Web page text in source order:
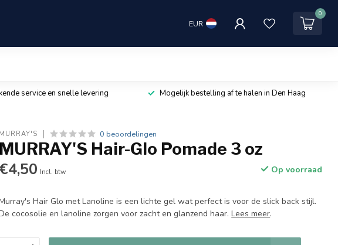
EUR
0
service en snelle levering Mogelijk bestelling af te halen in Den Haag
MURRAY'S 0 beoordelingen
MURRAY'S Hair-Glo Pomade 3 oz
€4,50 Incl. btw Op voorraad
Hair Glo met Lanoline is een lichte gel wat perfect is voor de slick back stijl.
cocosolie en lanoline zorgen voor zacht en glanzend haar.Lees meer.